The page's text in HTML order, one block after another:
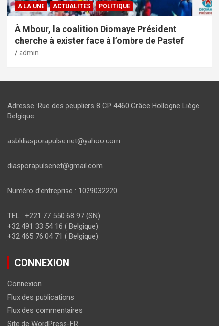
A LA UNE ACTUALITES POLITIQUE
À Mbour, la coalition Diomaye Président
cherche à exister face à l’ombre de Pastef
admin
Adresse :Rue des peupliers 8 CP 4460 Grâce Hollogne Liège
Belgique
asbldiasporapulse.net@yahoo.com
diasporapulsenet@gmail.com
Numéro d’entreprise : 1029032220
TEL : +221 77 550 68 97 (SN)
+32 491 33 54 16 ( Belgique)
+32 465 76 04 71 ( Belgique)
CONNEXION
Connexion
Flux des publications
Flux des commentaires
Site de WordPress-FR